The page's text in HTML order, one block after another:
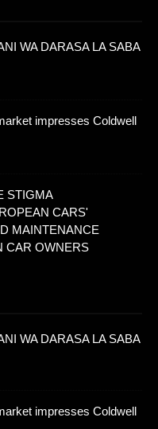
WA DARASA LA SABA
impresses Coldwell
STIGMA
CARS'
MAINTENANCE
CAR OWNERS
WA DARASA LA SABA
impresses Coldwell